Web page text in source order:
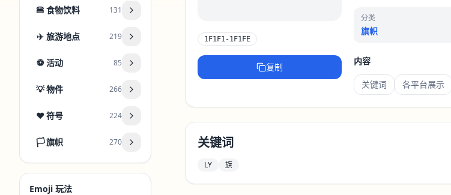
🍔 食物饮料 131
✈️ 旅游地点 219
⚽ 活动 85
💡物件 266
❤️符号 224
🏳️旗帜 270
Emoji 玩法
1F1F1-1F1FE
复制
分类
旗帜
内容
关键词 各平台展示
关键词
LY 旗